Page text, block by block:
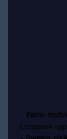
- Palm-
создания